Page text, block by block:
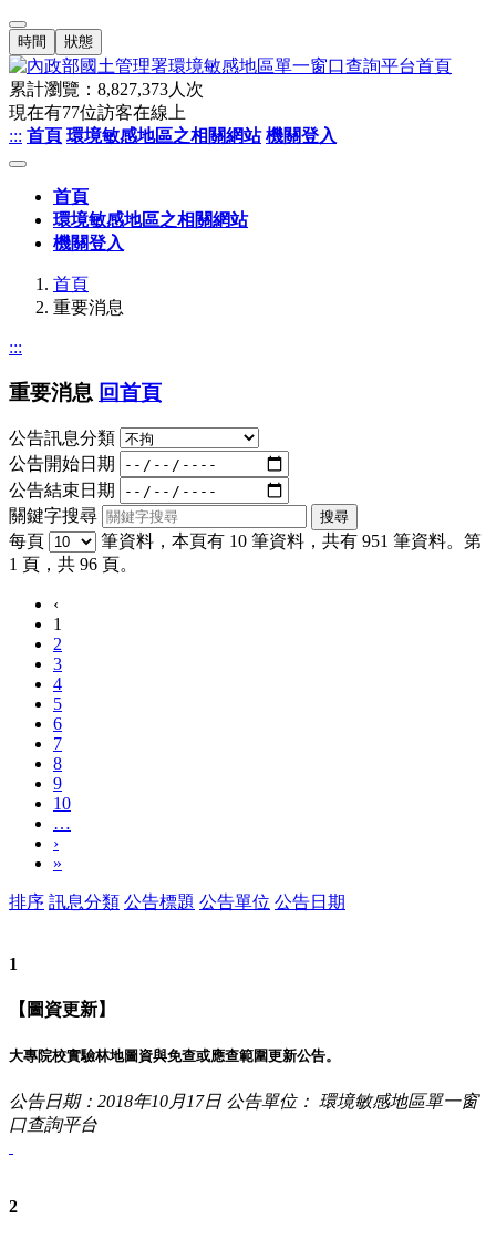
時間 狀態
累計瀏覽： 8,827,373人次
現在有77位訪客在線上
::: 首頁 環境敏感地區之相關網站 機關登入
首頁
環境敏感地區之相關網站
機關登入
首頁
重要消息
:::
重要消息 回首頁
公告訊息分類
公告開始日期
公告結束日期
關鍵字搜尋
每頁
筆資料，本頁有 10 筆資料，共有 951 筆資料。第
1 頁，共 96 頁。
‹
1
2
3
4
5
6
7
8
9
10
…
›
»
排序 訊息分類 公告標題 公告單位 公告日期
1
【圖資更新】
大專院校實驗林地圖資與免查或應查範圍更新公告。
公告日期：2018年10月17日 公告單位： 環境敏感地區單一窗
口查詢平台
2